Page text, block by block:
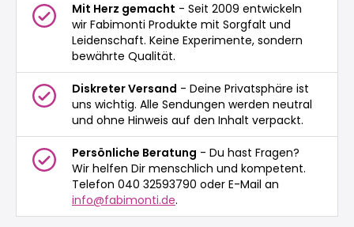
Mit Herz gemacht - Seit 2009 entwickeln
wir Fabimonti Produkte mit Sorgfalt und
Leidenschaft. Keine Experimente, sondern
bewährte Qualität.
Diskreter Versand - Deine Privatsphäre ist
uns wichtig. Alle Sendungen werden neutral
und ohne Hinweis auf den Inhalt verpackt.
Persönliche Beratung - Du hast Fragen?
Wir helfen Dir menschlich und kompetent.
Telefon 040 32593790 oder E-Mail an
info@fabimonti.de.